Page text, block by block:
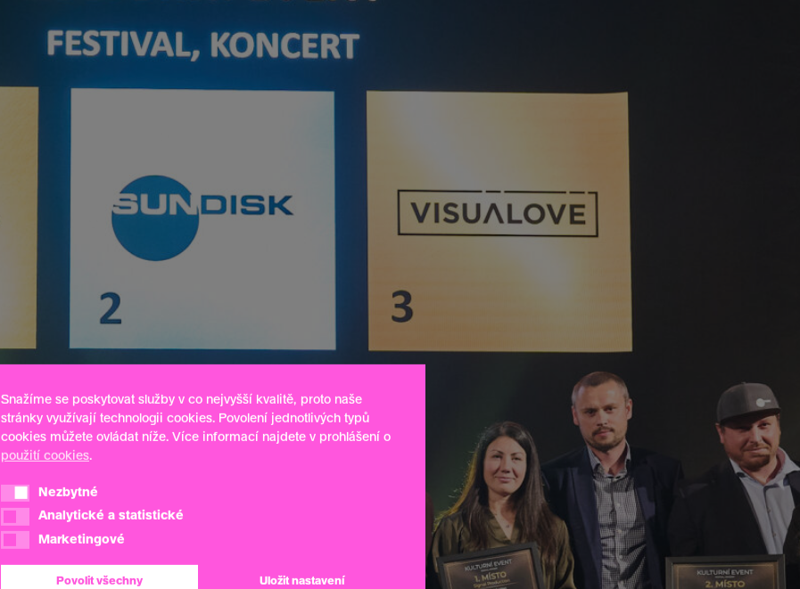
Snažíme se poskytovat služby v co nejvyšší kvalitě, proto naše
stránky využívají technologii cookies. Povolení jednotlivých typů
cookies můžete ovládat níže. Více informací najdete v prohlášení o
použití cookies.
NezbytnéNezbytné
Analytické a statistické
Analytické a statistické
Marketingové
Marketingové
Povolit všechny Uložit nastavení